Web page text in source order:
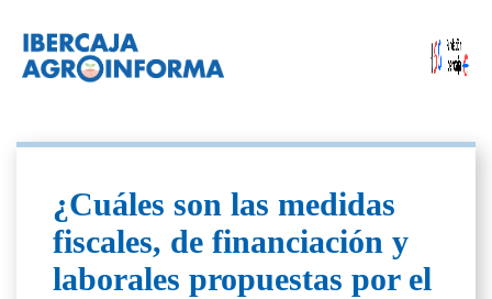
¿Cuáles son las medidas
fiscales, de financiación y
laborales propuestas por el